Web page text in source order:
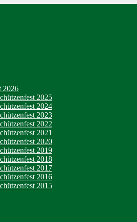
2026
2025
2024
2023
2022
2021
2020
2019
2018
2017
2016
2015